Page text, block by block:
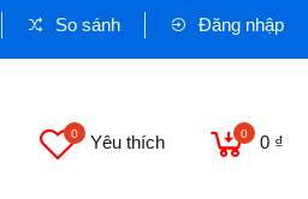
So sánh Đăng nhập
0 Yêu thích 0 0 ₫